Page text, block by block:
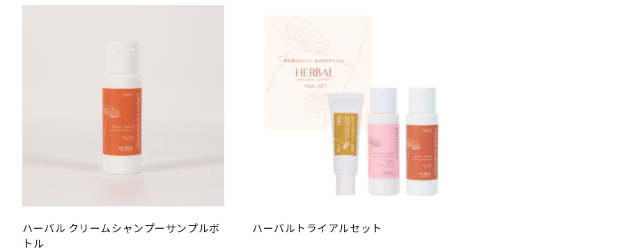
ハーバル クリームシャンプーサンプルボ
トル
ハーバルトライアルセット